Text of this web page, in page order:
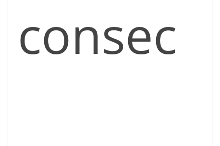
consec